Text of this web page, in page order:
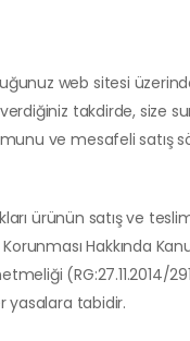
web sitesi
takdirde, size
ve mesafeli satış
ürünün satış ve
Korunması Hakkında
(RG:27.11.2014/
yasalara tabidir.